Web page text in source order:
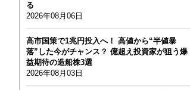
る
2026年08月06日
高市国策で1兆円投入へ！ 高値から“半値暴
落”した今がチャンス？ 億超え投資家が狙う爆
益期待の造船株3選
2026年08月03日